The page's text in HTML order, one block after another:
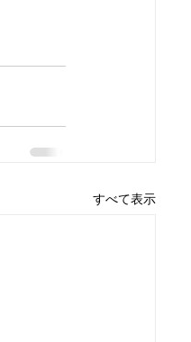
すべて表示